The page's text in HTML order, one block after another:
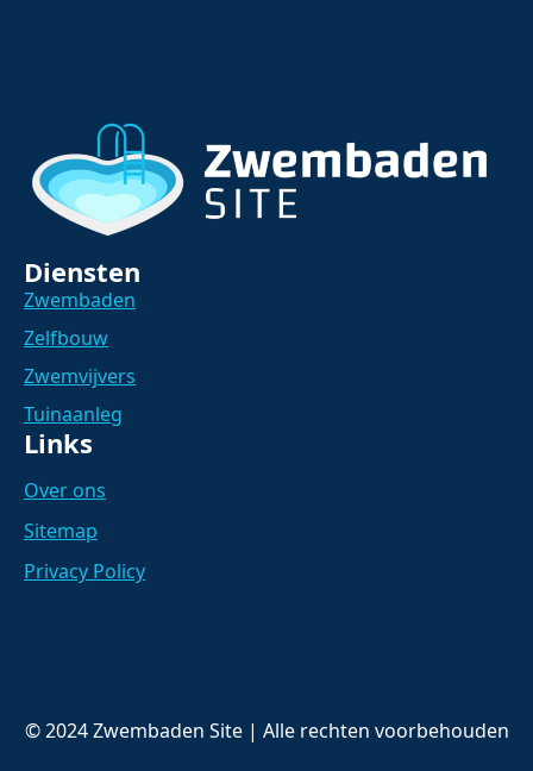
Diensten
Zwembaden
Zelfbouw
Zwemvijvers
Tuinaanleg
Links
Over ons
Sitemap
Privacy Policy
© 2024 Zwembaden Site | Alle rechten voorbehouden